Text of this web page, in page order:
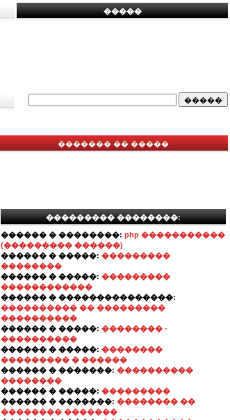
�����
������� �� �����
��������� ��������:
������ � ��������: php �����������
(��������� ������)
������ � �����: ���������
��������
������ � �����: ���������
������������
������ � ���������������:
���������� �� ���������
����������
������ � �����: �������� -
����������
������ � �����: ��������
��������� � ������
������ � �������: ����������
��������
������ � �����: ���������
������ � �������: �������� ��
�������� �������